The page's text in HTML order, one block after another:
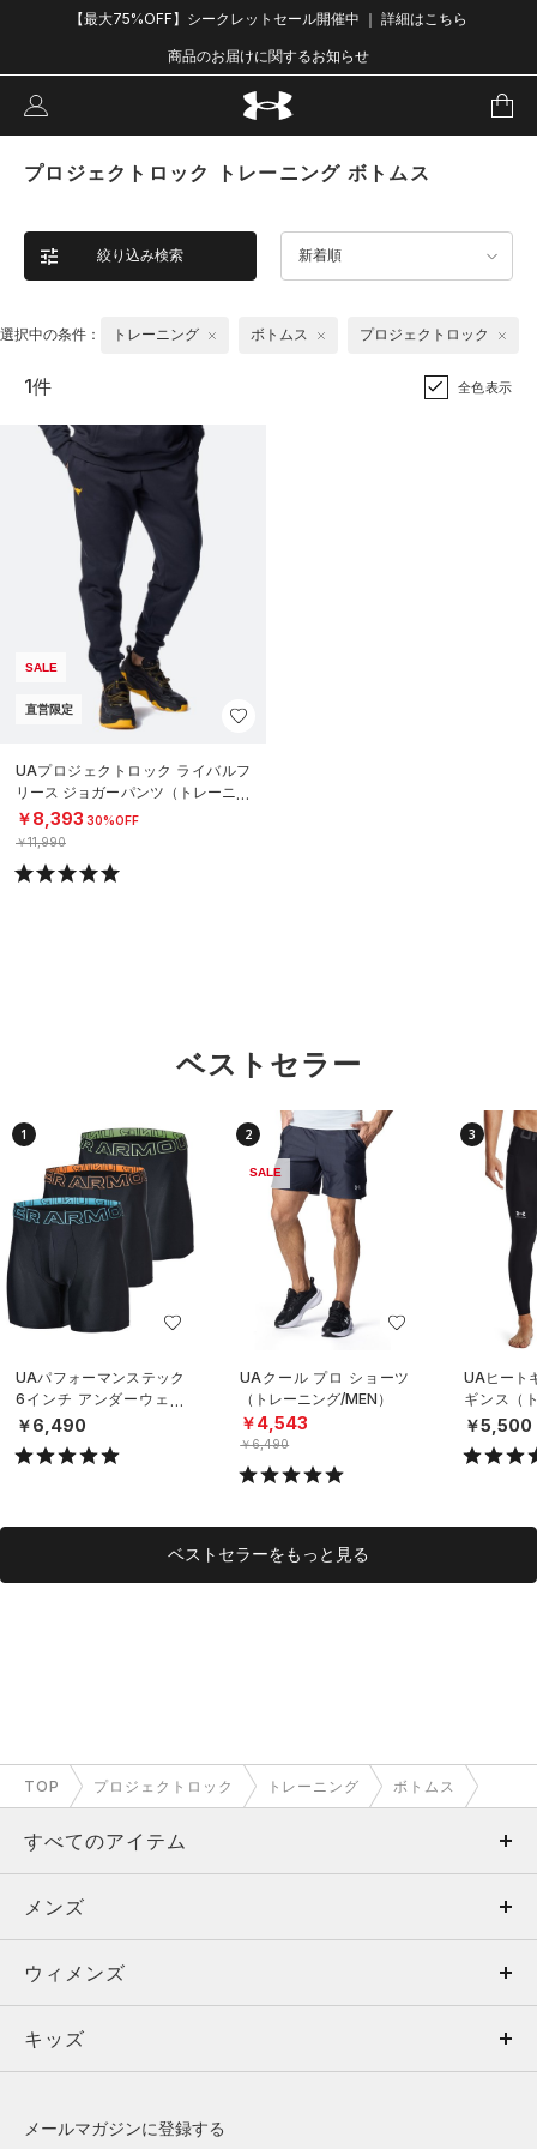
【最大75%OFF】シークレットセール開催中 ｜ 詳細はこちら
商品のお届けに関するお知らせ
プロジェクトロック トレーニング ボトムス
絞り込み検索 新着順
選択中の条件： トレーニング ボトムス プロジェクトロック
1件 全色表示
SALE
直営限定
UAプロジェクトロック ライバルフ
リース ジョガーパンツ（トレーニン
グ/MEN）
￥8,393 30%OFF
￥11,990
ベストセラー
1
UAパフォーマンステック
6インチ アンダーウェア
（3枚セット）（トレーニ
ング/MEN）
￥6,490
2
SALE
UAクール プロ ショーツ
（トレーニング/MEN）
￥4,543
￥6,490
3
UAヒート
ギンス（
EN）
￥5,500
ベストセラーをもっと見る
TOP プロジェクトロック トレーニング ボトムス
すべてのアイテム
メンズ
ウィメンズ
キッズ
メンズ
トップス
ボトムス
ウィメンズ
トップス
キッズ
メールマガジンに登録する